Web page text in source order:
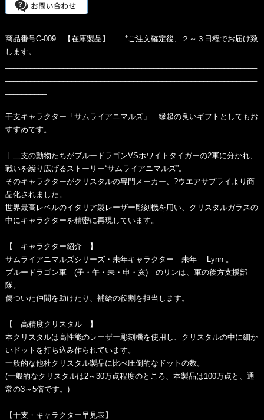
商品番号C-009 【在庫製品】 *ご注文確定後、２～３日程でお届け致
します。
干支キャラクター「サムライアニマルズ」 縁起の良いギフトとしてもお
すすめです。
十二支の動物たちがブルードラゴンVSホワイトタイガーの2軍に分かれ、
戦いを繰り広げるストーリー“サムライアニマルズ”。
そのキャラクターがクリスタルの専門メーカー、?ウエアサプライより商
品化されました。
世界最高レベルのイタリア製レーザー彫刻機を用い、クリスタルガラスの
中にキャラクターを精密に再現しています。
【 キャラクター紹介 】
サムライアニマルズシリーズ・未年キャラクター 未年 -Lynn-。
ブルードラゴン軍 (子・午・未・申・亥) のリンは、軍の後方支援部
隊。
傷ついた仲間を助けたり、補給の役割を担当します。
【 高精度クリスタル 】
本クリスタルは高性能のレーザー彫刻機を使用し、クリスタルの中に細か
いドットを打ち込み作られています。
一般的な他社クリスタル製品に比べ圧倒的なドットの数。
(一般的なクリスタルは2～30万点程度のところ、本製品は100万点と、通
常の3～5倍です。)
【干支・キャラクター早見表】